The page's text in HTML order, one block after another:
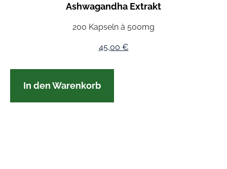
Ashwagandha Extrakt
200 Kapseln à 500mg
45,00 €
In den Warenkorb